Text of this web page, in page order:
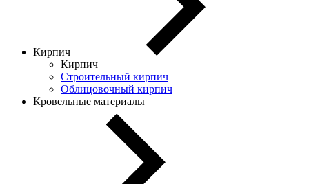
Кирпич
Кирпич
Строительный кирпич
Облицовочный кирпич
Кровельные материалы